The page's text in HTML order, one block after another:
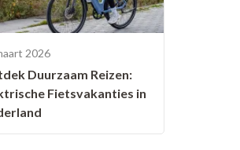
2026
Duurzaam Reizen:
Fietsvakanties in